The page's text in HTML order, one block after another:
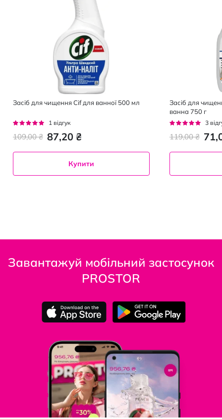
Засіб для чищення Cif для ванної 500 мл
Рейтинг:
1 відгук
87,20 ₴
109,00 ₴
Купити
Засіб для
ванна 750 г
Рейтинг:
3
119,00 ₴
Завантажуй мобільний застосунок
PROSTOR